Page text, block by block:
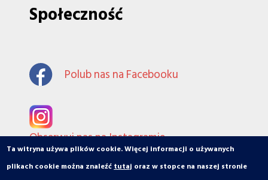
Ta witryna używa plików cookie. Więcej informacji o używanych
plikach cookie można znaleźćtutajoraz w stopce na naszej stronie
Społeczność
Polub nas na Facebooku
Obserwuj nas na Instagramie